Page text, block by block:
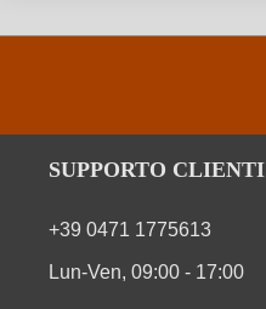
SUPPORTO CLIENTI
+39 0471 1775613
Lun-Ven, 09:00 - 17:00